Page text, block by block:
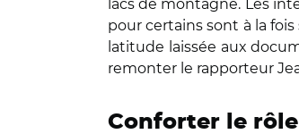
lacs de montagne. Les
pour certains sont à la
latitude laissée aux
remonter le rapporteur
Conforter le rôle